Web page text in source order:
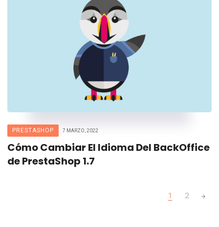
PRESTASHOP 7 MARZO, 2022
Cómo Cambiar El Idioma Del BackOffice
de PrestaShop 1.7
1 2